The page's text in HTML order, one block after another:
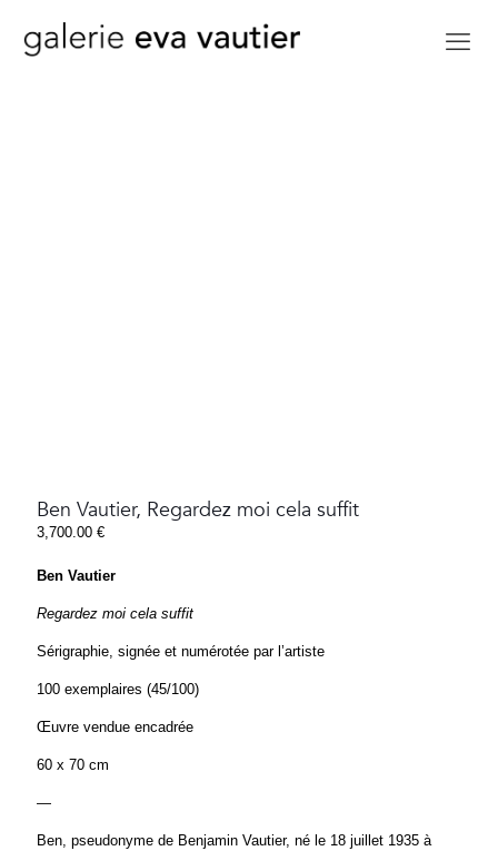
Ben Vautier, Regardez moi cela suffit
3,700.00 €
Ben Vautier
Regardez moi cela suffit
Sérigraphie, signée et numérotée par l’artiste
100 exemplaires (45/100)
Œuvre vendue encadrée
60 x 70 cm
—
Ben, pseudonyme de Benjamin Vautier, né le 18 juillet 1935 à